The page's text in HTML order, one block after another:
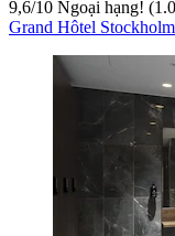
9,6/10 Ngoại hạng!
Grand Hôtel Stockholm